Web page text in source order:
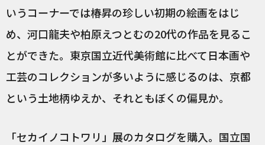
いうコーナーでは椿昇の珍しい初期の絵画をはじ
め、河口龍夫や柏原えつとむの20代の作品を見るこ
とができた。東京国立近代美術館に比べて日本画や
工芸のコレクションが多いように感じるのは、京都
という土地柄ゆえか、それともぼくの偏見か。
「セカイノコトワリ」展のカタログを購入。国立国